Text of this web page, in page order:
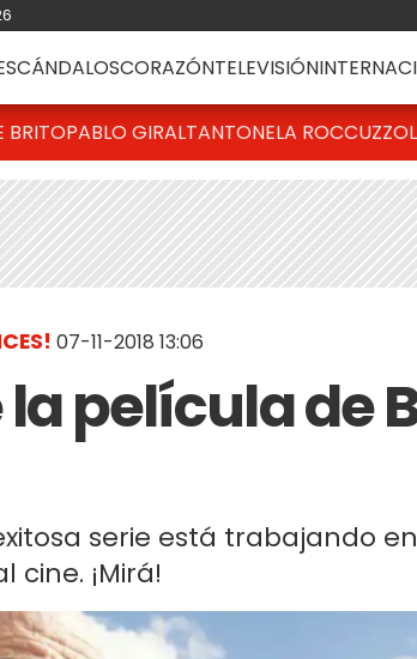
CORAZÓNTELEVISIÓN
BRITOPABLO GIRALTANTONELA ROCCUZZO
07-11-2018 13:06
la película de
serie está trabajando
cine. ¡Mirá!